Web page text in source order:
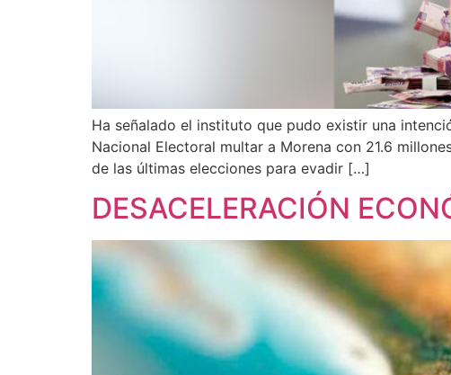
Ha señalado el instituto que pudo existir una
Nacional Electoral multar a Morena con 21.6
de las últimas elecciones para evadir […]
DESACELERACIÓN